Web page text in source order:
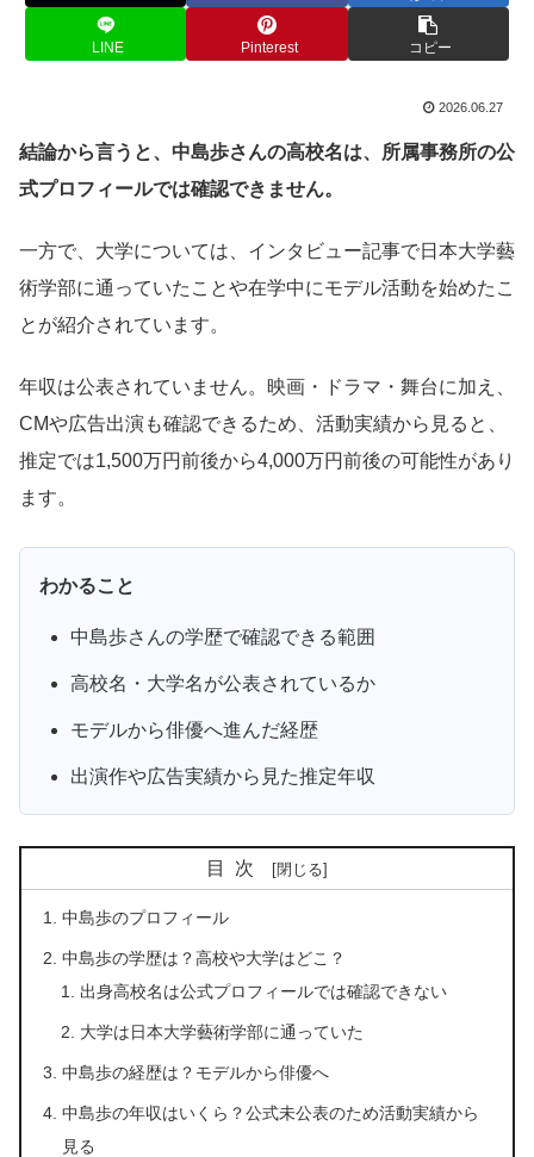
LINE Pinterest コピー
2026.06.27
結論から言うと、中島歩さんの高校名は、所属事務所の公
式プロフィールでは確認できません。
一方で、大学については、インタビュー記事で日本大学藝
術学部に通っていたことや在学中にモデル活動を始めたこ
とが紹介されています。
年収は公表されていません。映画・ドラマ・舞台に加え、
CMや広告出演も確認できるため、活動実績から見ると、
推定では1,500万円前後から4,000万円前後の可能性があり
ます。
わかること
中島歩さんの学歴で確認できる範囲
高校名・大学名が公表されているか
モデルから俳優へ進んだ経歴
出演作や広告実績から見た推定年収
目次
中島歩のプロフィール
中島歩の学歴は？高校や大学はどこ？
出身高校名は公式プロフィールでは確認できない
大学は日本大学藝術学部に通っていた
中島歩の経歴は？モデルから俳優へ
中島歩の年収はいくら？公式未公表のため活動実績から
見る